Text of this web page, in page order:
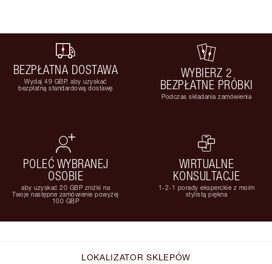
BEZPŁATNA DOSTAWA
Wydaj 49 GBP, aby uzyskać
bezpłatną standardową dostawę
WYBIERZ 2
BEZPŁATNE PRÓBKI
Podczas składania zamówienia
POLEĆ WYBRANEJ
OSOBIE
aby uzyskać 20 GBP zniżki na
Twoje następne zamówienie powyżej
100 GBP
WIRTUALNE
KONSULTACJE
1-2-1 porady eksperckie z moim
stylistą piękna
LOKALIZATOR SKLEPÓW